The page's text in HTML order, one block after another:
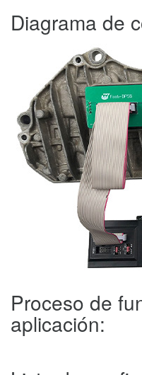
Diagrama de
Proceso de
aplicación: